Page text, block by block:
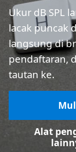
Ukur dB SPL
lacak puncak
langsung di
pendaftaran,
tautan ke.
Alat